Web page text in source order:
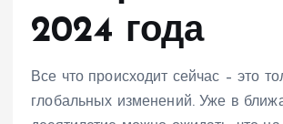
2024 года
Все что происходит сейчас – это
глобальных изменений. Уже в